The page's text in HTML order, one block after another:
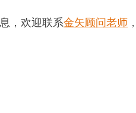
，欢迎联系金矢顾问老师